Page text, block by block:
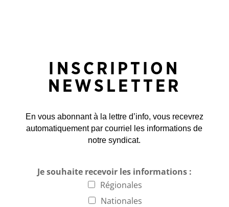
INSCRIPTION
NEWSLETTER
En vous abonnant à la lettre d’info, vous recevrez
automatiquement par courriel les informations de
notre syndicat.
Je souhaite recevoir les informations :
Régionales
Nationales